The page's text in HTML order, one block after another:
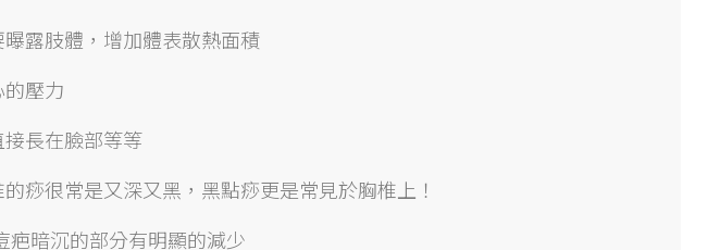
露肢體，增加體表散熱面積
壓力
長在臉部等等
痧很常是又深又黑，黑點痧更是常見於胸椎上！
疤暗沉的部分有明顯的減少